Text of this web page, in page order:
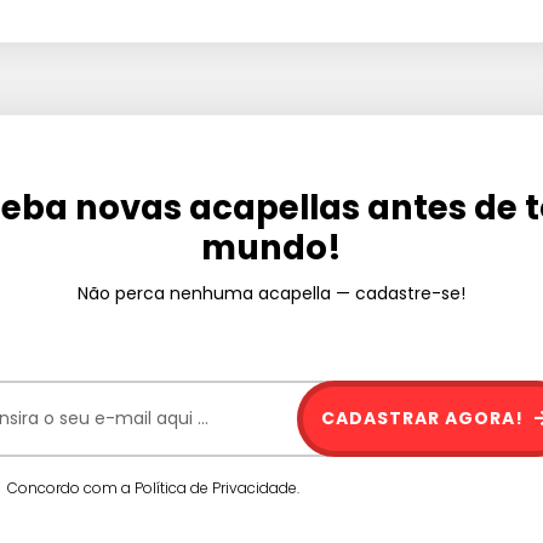
novas acapellas antes de
mundo!
Não perca nenhuma acapella — cadastre-se!
Concordo com a Política de Privacidade.
CADASTRAR AGORA!